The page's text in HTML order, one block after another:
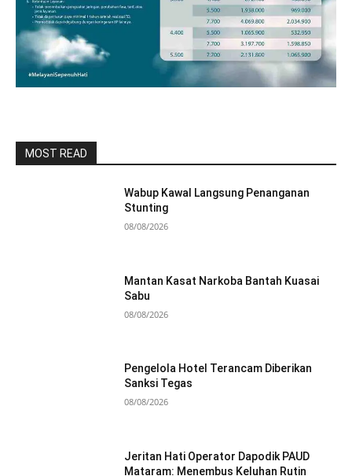
MOST READ
Wabup Kawal Langsung Penanganan
Stunting
08/08/2026
Mantan Kasat Narkoba Bantah Kuasai
Sabu
08/08/2026
Pengelola Hotel Terancam Diberikan
Sanksi Tegas
08/08/2026
Jeritan Hati Operator Dapodik PAUD
Mataram: Menembus Keluhan Rutin